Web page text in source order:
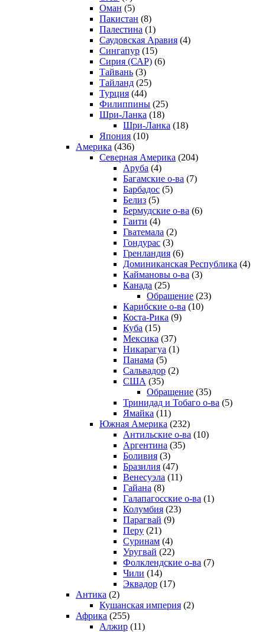
Оман (5)
Пакистан (8)
Палестина (1)
Саудовская Аравия (4)
Сингапур (15)
Сирия (САР) (6)
Тайвань (3)
Тайланд (25)
Турция (44)
Филиппины (25)
Шри-Ланка (18)
Шри-Ланка (18)
Япония (10)
Америка (436)
Северная Америка (204)
Аруба (4)
Багамские о-ва (7)
Барбадос (5)
Белиз (5)
Бермудские о-ва (6)
Гаити (4)
Гватемала (2)
Гондурас (3)
Гренландия (6)
Доминиканская Республика (4)
Каймановы о-ва (3)
Канада (25)
Обращение (23)
Карибские о-ва (10)
Коста-Рика (9)
Куба (15)
Мексика (37)
Никарагуа (1)
Панама (5)
Сальвадор (2)
США (35)
Обращение (35)
Тринидад и Тобаго о-ва (5)
Ямайка (11)
Южная Америка (232)
Антильские о-ва (10)
Аргентина (35)
Боливия (3)
Бразилия (47)
Венесуэла (11)
Гайана (8)
Галапагосские о-ва (1)
Колумбия (23)
Парагвай (9)
Перу (21)
Суринам (4)
Уругвай (22)
Фолклендские о-ва (7)
Чили (14)
Эквадор (17)
Антика (2)
Кушанская империя (2)
Африка (255)
Алжир (11)